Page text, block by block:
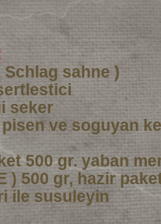
sahne )
seker
ve soguyan
500 gr. yaban
) 500 gr, hazir
ile susuleyin